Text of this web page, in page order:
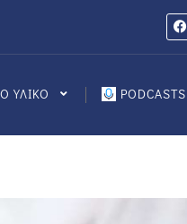
ΥΛΙΚΟ PODCASTS